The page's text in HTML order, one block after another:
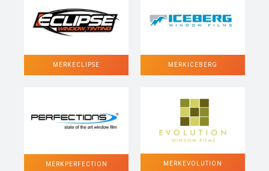
MERK ECLIPSE MERK ICEBERG
MERK PERFECTION MERK EVOLUTION